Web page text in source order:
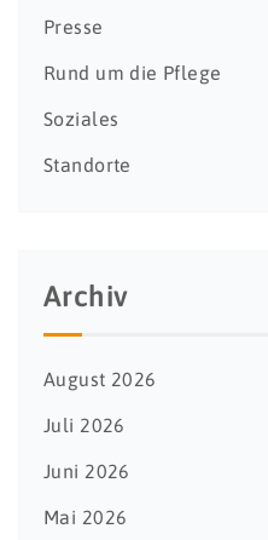
Presse
Rund um die Pflege
Soziales
Standorte
Archiv
August 2026
Juli 2026
Juni 2026
Mai 2026